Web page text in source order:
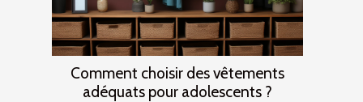
Comment choisir des vêtements
adéquats pour adolescents ?